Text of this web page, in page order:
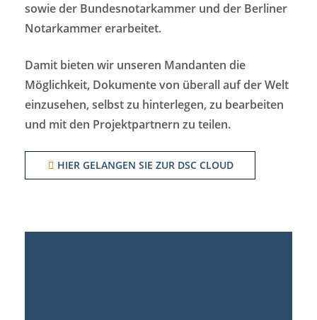
sowie der Bundesnotarkammer und der Berliner
Notarkammer erarbeitet.
Damit bieten wir unseren Mandanten die
Möglichkeit, Dokumente von überall auf der Welt
einzusehen, selbst zu hinterlegen, zu bearbeiten
und mit den Projektpartnern zu teilen.
HIER GELANGEN SIE ZUR DSC CLOUD